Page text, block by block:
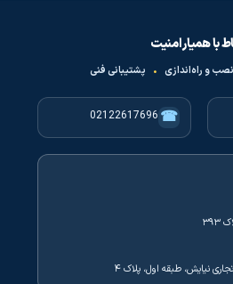
با همیار امنیت
نصب و راه‌اندازی • پشتیبانی فنی
☎
02122617696
نیایش، طبقه اول، پلاک ۴